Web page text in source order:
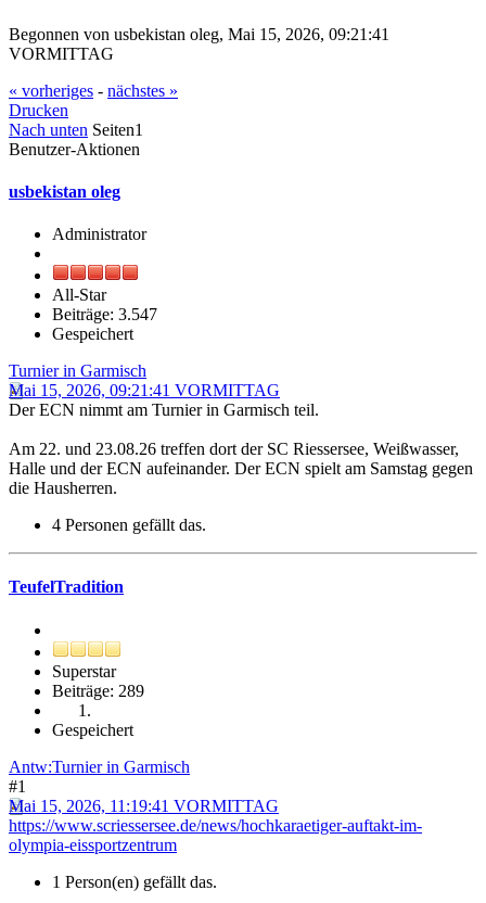
Begonnen von usbekistan oleg, Mai 15, 2026, 09:21:41
VORMITTAG
« vorheriges - nächstes »
Drucken
Nach unten Seiten1
Benutzer-Aktionen
usbekistan oleg
Administrator
All-Star
Beiträge: 3.547
Gespeichert
Turnier in Garmisch
Mai 15, 2026, 09:21:41 VORMITTAG
Der ECN nimmt am Turnier in Garmisch teil.
Am 22. und 23.08.26 treffen dort der SC Riessersee, Weißwasser,
Halle und der ECN aufeinander. Der ECN spielt am Samstag gegen
die Hausherren.
4 Personen gefällt das.
TeufelTradition
Superstar
Beiträge: 289
Gespeichert
Antw:Turnier in Garmisch
#1
Mai 15, 2026, 11:19:41 VORMITTAG
https://www.scriessersee.de/news/hochkaraetiger-auftakt-im-
olympia-eissportzentrum
1 Person(en) gefällt das.